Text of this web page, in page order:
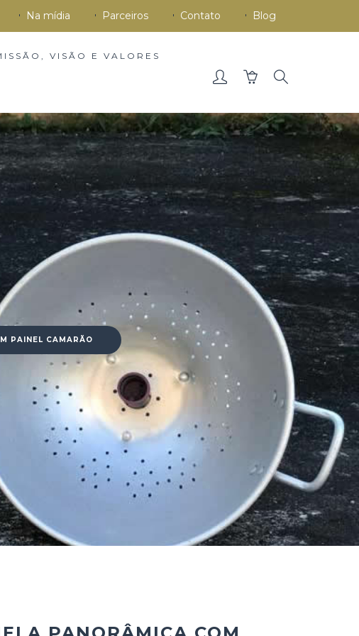
Na mídia Parceiros Contato Blog
VISÃO E VALORES
PAINEL CAMARÃO